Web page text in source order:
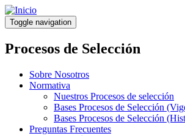
Pasar
al
contenido
principal
Toggle navigation
Procesos de Selección
Sobre Nosotros
Normativa
Nuestros Procesos de selección
Bases Procesos de Selección
Bases Procesos de Selección
Preguntas Frecuentes